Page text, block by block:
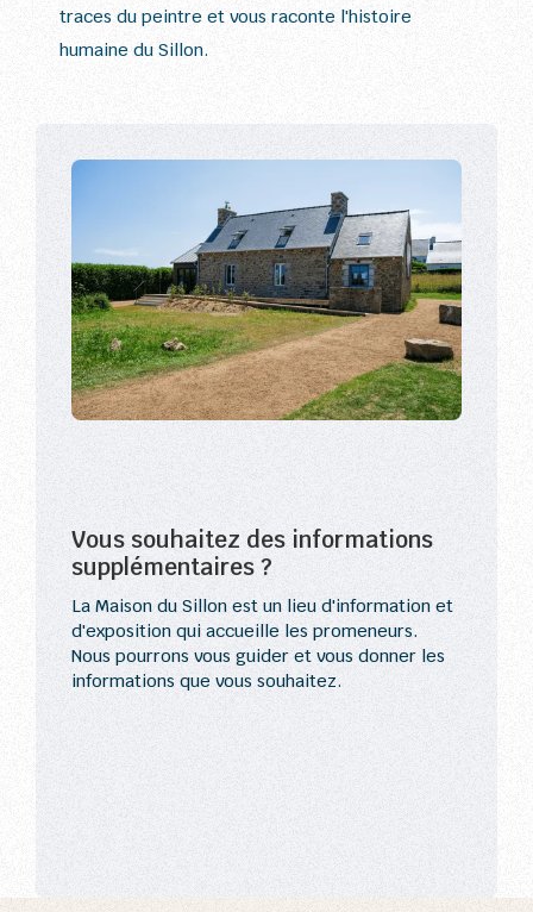
traces du peintre et vous raconte l'histoire
humaine du Sillon.
Vous souhaitez des informations
supplémentaires ?
La Maison du Sillon est un lieu d'information et
d'exposition qui accueille les promeneurs.
Nous pourrons vous guider et vous donner les
informations que vous souhaitez.